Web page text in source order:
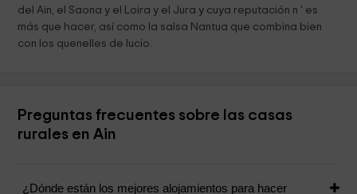
del Ain, el Saona y el Loira y el Jura y cuya reputación n ' es
más que hacer, así como la salsa Nantua que combina bien
con los quenelles de lucio.
Preguntas frecuentes sobre las casas
rurales en Ain
¿Dónde están los mejores alojamientos para hacer